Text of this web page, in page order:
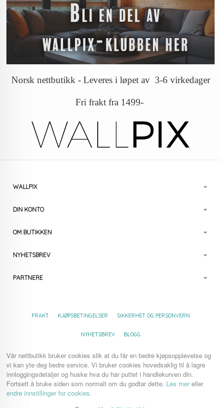
Norsk nettbutikk - Leveres i løpet av 3-6 virkedager
Fri frakt fra 1499-
WALLPIX
DIN KONTO
OM BUTIKKEN
NYHETSBREV
PARTNERE
FRAKT KJØPSBETINGELSER SIKKERHET OG PERSONVERN
NYHETSBREV BLOGG
Vår nettbutikk bruker cookies slik at du får en bedre kjøpsopplevelse og
vi kan yte deg bedre service. Vi bruker cookies hovedsaklig til å lagre
innloggingsdetaljer og huske hva du har puttet i handlekurven din.
Fortsett å bruke siden som normalt om du godtar dette. Les mereller
endre innstillinger for cookies.